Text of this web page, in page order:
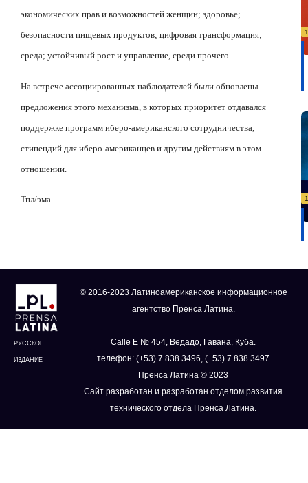
экономических прав и возможностей женщин; здоровье;
безопасности пищевых продуктов; цифровая трансформация;
среда; устойчивый рост и управление, среди прочего.
На встрече ассоциированных наблюдателей были обновлены
предложения этого механизма, в которых приоритет отдавался
поддержке программ иберо-американского сотрудничества,
стипендий для иберо-американцев и другим действиям в этом
отношении.
Тпл/эма
РУССКОЕ
ИЗДАНИЕ
© 2016-2023 Латиноамериканское информационное
агентство Пренса Латина.
Calle E № 454, Ведадо, Гавана, Куба.
телефон: (+53) 7 838 3496, (+53) 7 838 3497
Пренса Латина © 2023
Сайт разработан и разработан отделом развития
технического отдела Пренса Латина.